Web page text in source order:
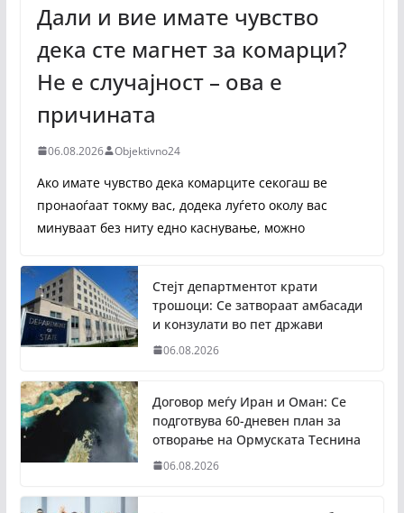
Дали и вие имате чувство
дека сте магнет за комарци?
Не е случајност – ова е
причината
06.08.2026 Objektivno24
Ако имате чувство дека комарците секогаш ве
пронаоѓаат токму вас, додека луѓето околу вас
минуваат без ниту едно каснување, можно
Стејт департментот крати
трошоци: Се затвораат амбасади
и конзулати во пет држави
06.08.2026
Договор меѓу Иран и Оман: Се
подготвува 60-дневен план за
отворање на Ормуската Теснина
06.08.2026